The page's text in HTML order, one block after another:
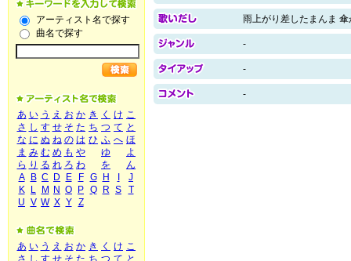
アーティスト名で探す
曲名で探す
あ い う え お か き く け こ
さ し す せ そ た ち つ て と
な に ぬ ね の は ひ ふ へ ほ
ま み む め も や ゆ
よ
ら り る れ ろ わ を
ん
A
B C D E F G H
J
K
L M N O P Q R S
T
U V W X Y Z
あ い う え お か き く け こ
さ し す せ そ た ち つ て と
雨上がり差したまんま
-
-
-